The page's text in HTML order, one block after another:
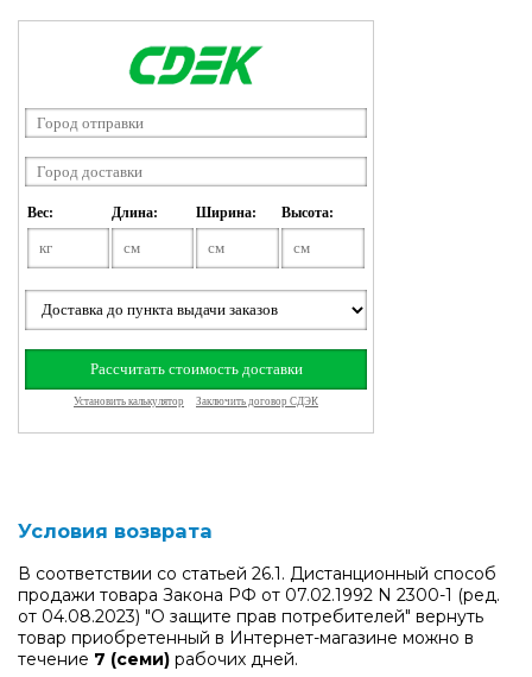
Условия возврата
В соответствии со статьей 26.1. Дистанционный способ
продажи товара Закона РФ от 07.02.1992 N 2300-1 (ред.
от 04.08.2023) "О защите прав потребителей" вернуть
товар приобретенный в Интернет-магазине можно в
течение 7 (семи) рабочих дней.